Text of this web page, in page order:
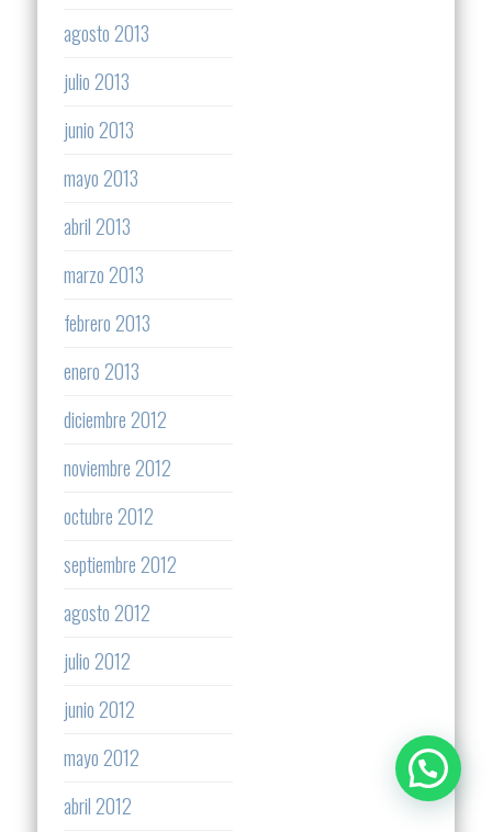
agosto 2013
julio 2013
junio 2013
mayo 2013
abril 2013
marzo 2013
febrero 2013
enero 2013
diciembre 2012
noviembre 2012
octubre 2012
septiembre 2012
agosto 2012
julio 2012
junio 2012
mayo 2012
abril 2012